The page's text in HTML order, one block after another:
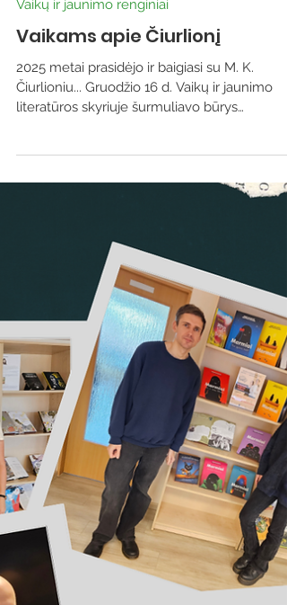
Vaikų ir jaunimo renginiai
Vaikams apie Čiurlionį
2025 metai prasidėjo ir baigiasi su M. K.
progimnazijos trečiokų klasės. Literatūrinėje
Mikalojų Konstantiną Čiurlionį. Bibliotekininkė
Indrė pristatė du bibliotekos projektų metu
sukurtus komiksus: Dalios Bieliūnaitės
„Kastuko istorijos“ bei Aistės Mišinytės ir D